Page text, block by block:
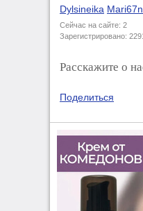
Dylsineika
Сейчас на сайте: 2
Зарегистрировано:
Расскажите о
Поделиться